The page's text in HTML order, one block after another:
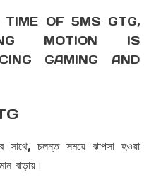
TIME OF 5MS GTG,
MOTION IS
GAMING AND
চলন্ত সময়ে ঝাপসা হওয়া
বাড়ায়।